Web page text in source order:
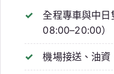
全程專車與中日
08:00–20:00）
機場接送、油資